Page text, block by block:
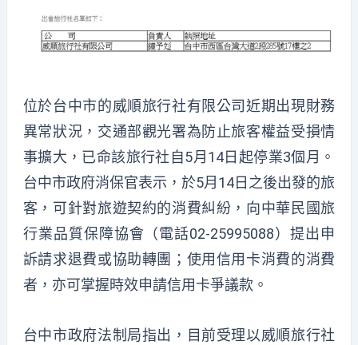
位於台中市的威順旅行社有限公司近期出現財務
異常狀況，交通部觀光署為防止旅客權益受損情
事擴大，已命該旅行社自5月14日起停業3個月。
台中市政府消保官表示，於5月14日之後出發的旅
客，可針對旅遊契約的消費糾紛，向中華民國旅
行業品質保障協會（電話02-25995088）提出申
訴請求退費或協助轉團；使用信用卡消費的消費
者，亦可掌握時效申請信用卡爭議款。
台中市政府法制局指出，目前受理以威順旅行社